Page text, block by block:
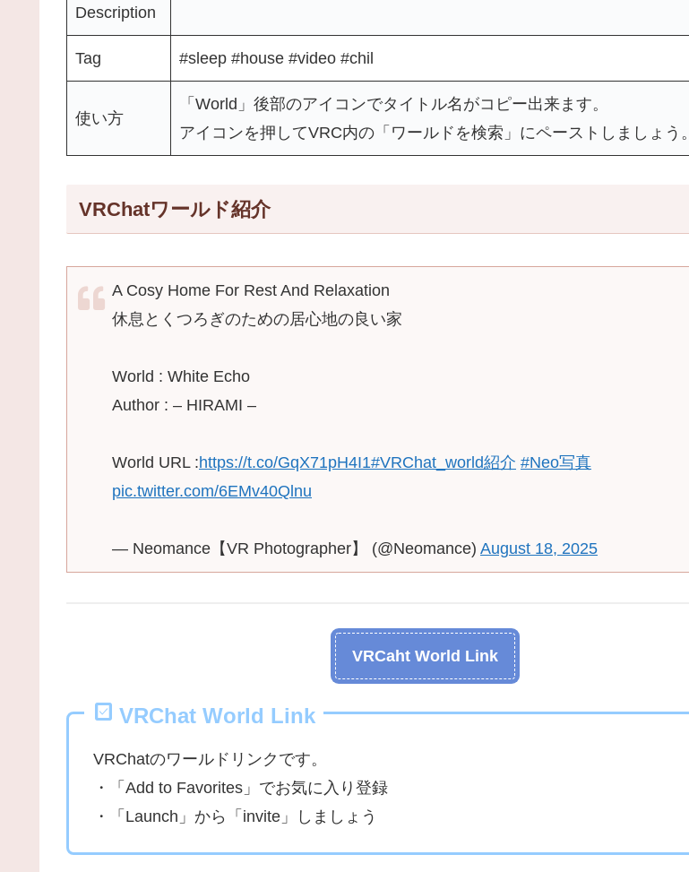
Description
Tag #sleep #house #video #chil
使い方
「World」後部のアイコンでタイトル名がコピー出来ます。
アイコンを押してVRC内の「ワールドを検索」にペーストしましょう。
VRChatワールド紹介
A Cosy Home For Rest And Relaxation
休息とくつろぎのための居心地の良い家
World : White Echo
Author : – HIRAMI –
World URL :https://t.co/GqX71pH4I1#VRChat_world紹介 #Neo写真
pic.twitter.com/6EMv40Qlnu
— Neomance【VR Photographer】 (@Neomance) August 18, 2025
VRCaht World Link
VRChat World Link
VRChatのワールドリンクです。
・「Add to Favorites」でお気に入り登録
・「Launch」から「invite」しましょう